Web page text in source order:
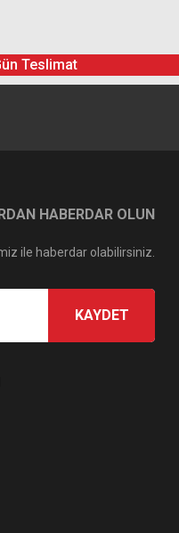
Teslimat
HABERDAR OLUN
ile haberdar olabilirsiniz.
KAYDET